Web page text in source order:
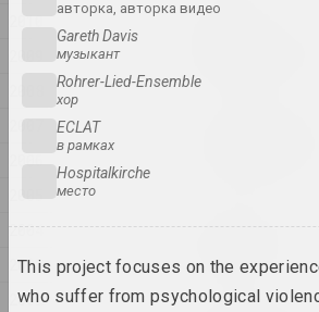
2004
2003
2002
Екатерина Гейдука
2025, скульптура
авторка, авторка видео
Gareth Davis
музыкант
Rohrer-Lied-Ensemble
хор
ECLAT
в рамках
Hospitalkirche
место
This project focuses on the
who suffer from psychological